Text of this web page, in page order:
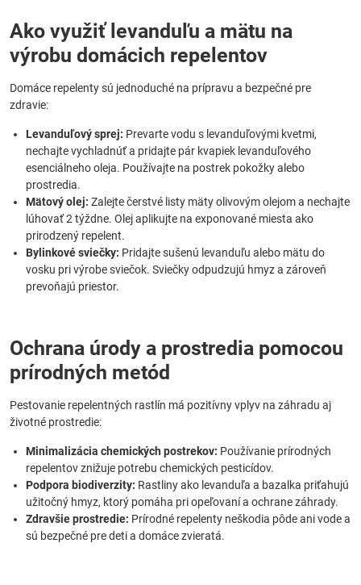
Ako využiť levanduľu a mätu na
výrobu domácich repelentov
Domáce repelenty sú jednoduché na prípravu a bezpečné pre
zdravie:
Levanduľový sprej: Prevarte vodu s levanduľovými kvetmi,
nechajte vychladnúť a pridajte pár kvapiek levanduľového
esenciálneho oleja. Používajte na postrek pokožky alebo
prostredia.
Mätový olej: Zalejte čerstvé listy mäty olivovým olejom a nechajte
lúhovať 2 týždne. Olej aplikujte na exponované miesta ako
prirodzený repelent.
Bylinkové sviečky: Pridajte sušenú levanduľu alebo mätu do
vosku pri výrobe sviečok. Sviečky odpudzujú hmyz a zároveň
prevoňajú priestor.
Ochrana úrody a prostredia pomocou
prírodných metód
Pestovanie repelentných rastlín má pozitívny vplyv na záhradu aj
životné prostredie:
Minimalizácia chemických postrekov: Používanie prírodných
repelentov znižuje potrebu chemických pesticídov.
Podpora biodiverzity: Rastliny ako levanduľa a bazalka priťahujú
užitočný hmyz, ktorý pomáha pri opeľovaní a ochrane záhrady.
Zdravšie prostredie: Prírodné repelenty neškodia pôde ani vode a
sú bezpečné pre deti a domáce zvieratá.